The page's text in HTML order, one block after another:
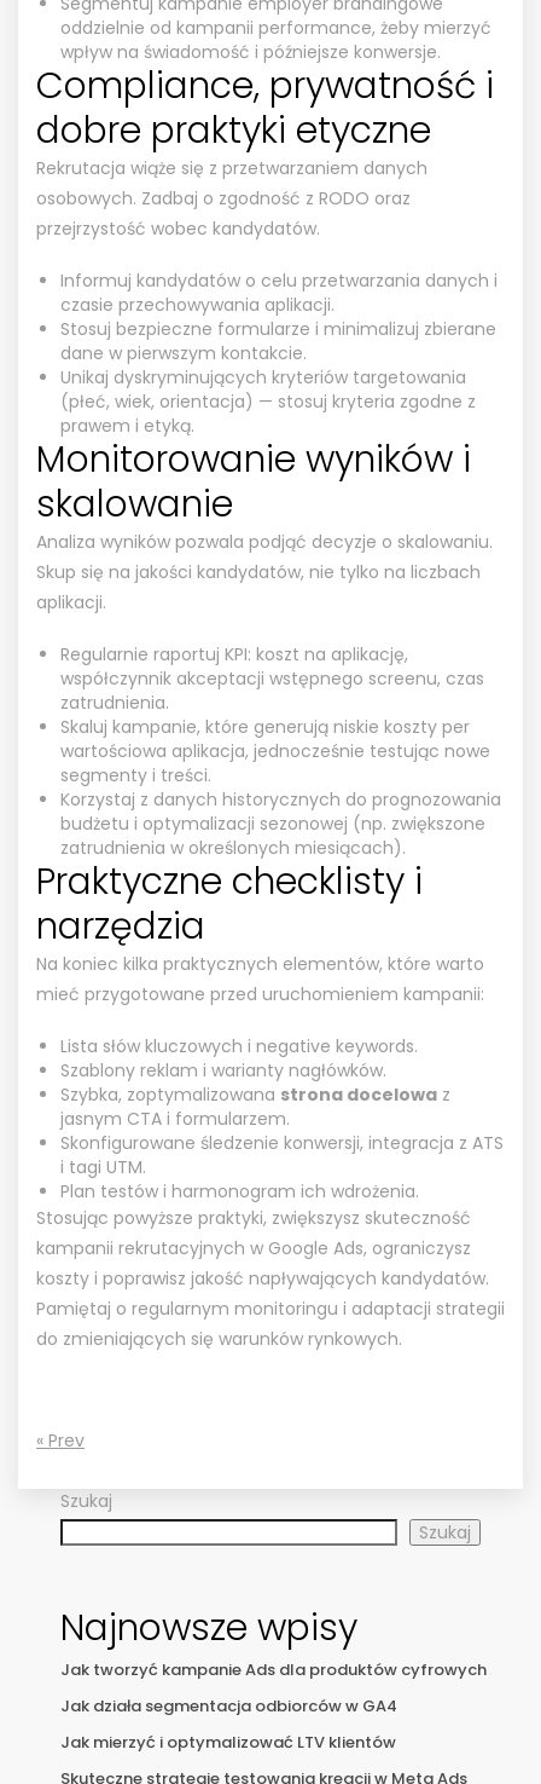
oddzielnie od kampanii performance, żeby mierzyć
wpływ na świadomość i późniejsze konwersje.
Compliance, prywatność i
dobre praktyki etyczne
Rekrutacja wiąże się z przetwarzaniem danych
osobowych. Zadbaj o zgodność z RODO oraz
przejrzystość wobec kandydatów.
Informuj kandydatów o celu przetwarzania danych i
czasie przechowywania aplikacji.
Stosuj bezpieczne formularze i minimalizuj zbierane
dane w pierwszym kontakcie.
Unikaj dyskryminujących kryteriów targetowania
(płeć, wiek, orientacja) — stosuj kryteria zgodne z
prawem i etyką.
Monitorowanie wyników i
skalowanie
Analiza wyników pozwala podjąć decyzje o skalowaniu.
Skup się na jakości kandydatów, nie tylko na liczbach
aplikacji.
Regularnie raportuj KPI: koszt na aplikację,
współczynnik akceptacji wstępnego screenu, czas
zatrudnienia.
Skaluj kampanie, które generują niskie koszty per
wartościowa aplikacja, jednocześnie testując nowe
segmenty i treści.
Korzystaj z danych historycznych do prognozowania
budżetu i optymalizacji sezonowej (np. zwiększone
zatrudnienia w określonych miesiącach).
Praktyczne checklisty i
narzędzia
Na koniec kilka praktycznych elementów, które warto
mieć przygotowane przed uruchomieniem kampanii:
Lista słów kluczowych i negative keywords.
Szablony reklam i warianty nagłówków.
Szybka, zoptymalizowana strona docelowa z
jasnym CTA i formularzem.
Skonfigurowane śledzenie konwersji, integracja z ATS
i tagi UTM.
Plan testów i harmonogram ich wdrożenia.
Stosując powyższe praktyki, zwiększysz skuteczność
kampanii rekrutacyjnych w Google Ads, ograniczysz
koszty i poprawisz jakość napływających kandydatów.
Pamiętaj o regularnym monitoringu i adaptacji strategii
do zmieniających się warunków rynkowych.
« Prev
Szukaj
Szukaj
Najnowsze wpisy
Jak tworzyć kampanie Ads dla produktów cyfrowych
Jak działa segmentacja odbiorców w GA4
Jak mierzyć i optymalizować LTV klientów
Skuteczne strategie testowania kreacji w Meta Ads